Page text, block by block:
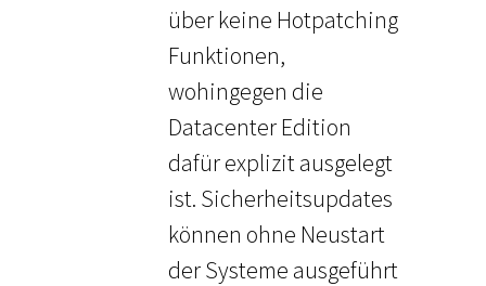
über keine Hotpatching
Funktionen,
wohingegen die
Datacenter Edition
dafür explizit ausgelegt
ist. Sicherheitsupdates
können ohne Neustart
der Systeme ausgeführt